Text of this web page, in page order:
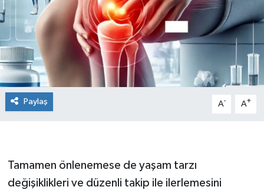
Paylaş A- A+
Tamamen önlenemese de yaşam tarzı
değişiklikleri ve düzenli takip ile ilerlemesini